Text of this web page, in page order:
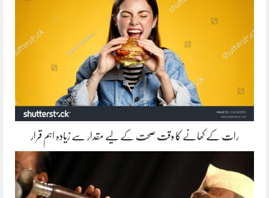
رات کے کھانے کا وقت صحت کے لیے مقدار سے زیادہ اہم قرار